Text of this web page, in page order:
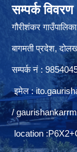
सम्पर्क विवरण
गौरीशंकर
बागमती प्रदेश,
सम्पर्क नं :
इमेल :
/
location